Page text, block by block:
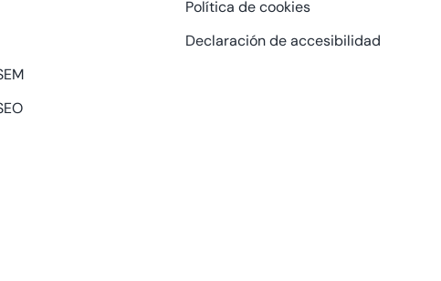
Política de cookies
Declaración de accesibilidad